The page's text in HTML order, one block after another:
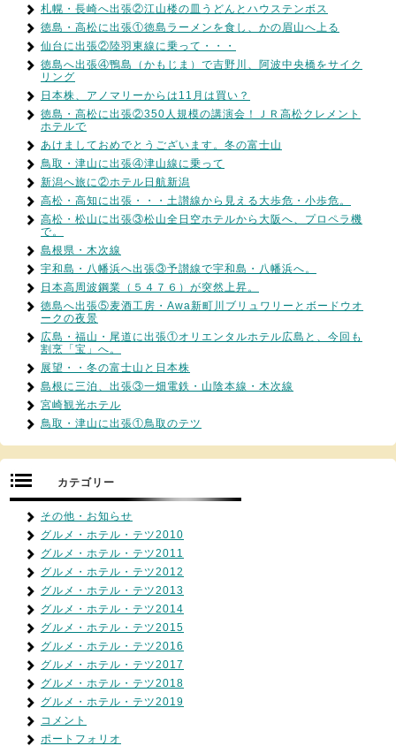
札幌・長崎へ出張②江山楼の皿うどんとハウステンボス
徳島・高松に出張①徳島ラーメンを食し、かの眉山へ上る
仙台に出張②陸羽東線に乗って・・・
徳島へ出張④鴨島（かもじま）で吉野川、阿波中央橋をサイク
リング
日本株、アノマリーからは11月は買い？
徳島・高松に出張②350人規模の講演会！ＪＲ高松クレメント
ホテルで
あけましておめでとうございます。冬の富士山
鳥取・津山に出張④津山線に乗って
新潟へ旅に②ホテル日航新潟
高松・高知に出張・・・土讃線から見える大歩危・小歩危。
高松・松山に出張③松山全日空ホテルから大阪へ、プロペラ機
で。
島根県・木次線
宇和島・八幡浜へ出張③予讃線で宇和島・八幡浜へ。
日本高周波鋼業（５４７６）が突然上昇。
徳島へ出張⑤麦酒工房・Awa新町川ブリュワリーとボードウオ
ークの夜景
広島・福山・尾道に出張①オリエンタルホテル広島と、今回も
割烹「宝」へ。
展望・・冬の富士山と日本株
島根に三泊、出張③一畑電鉄・山陰本線・木次線
宮崎観光ホテル
鳥取・津山に出張①鳥取のテツ
カテゴリー
その他・お知らせ
グルメ・ホテル・テツ2010
グルメ・ホテル・テツ2011
グルメ・ホテル・テツ2012
グルメ・ホテル・テツ2013
グルメ・ホテル・テツ2014
グルメ・ホテル・テツ2015
グルメ・ホテル・テツ2016
グルメ・ホテル・テツ2017
グルメ・ホテル・テツ2018
グルメ・ホテル・テツ2019
コメント
ポートフォリオ